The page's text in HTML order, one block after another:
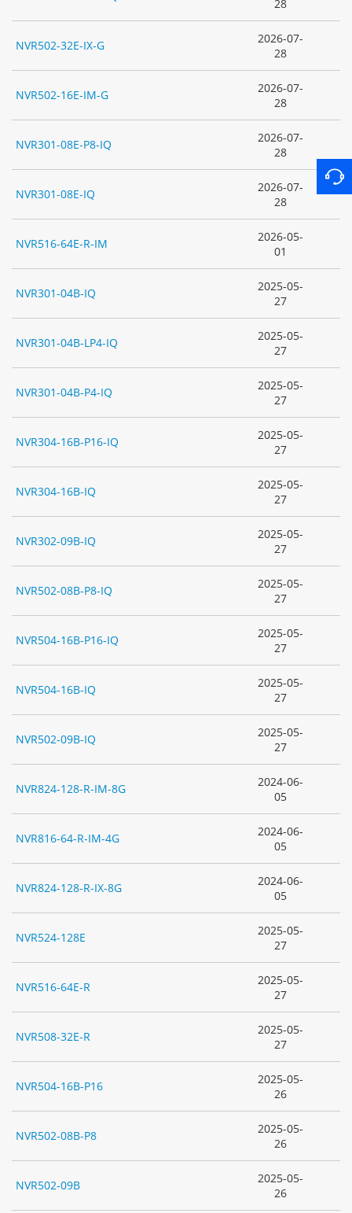
28
NVR502-32E-IX-G
2026-07-
28
NVR502-16E-IM-G
2026-07-
28
NVR301-08E-P8-IQ
2026-07-
28
NVR301-08E-IQ
2026-07-
28
NVR516-64E-R-IM
2026-05-
01
NVR301-04B-IQ
2025-05-
27
NVR301-04B-LP4-IQ
2025-05-
27
NVR301-04B-P4-IQ
2025-05-
27
NVR304-16B-P16-IQ
2025-05-
27
NVR304-16B-IQ
2025-05-
27
NVR302-09B-IQ
2025-05-
27
NVR502-08B-P8-IQ
2025-05-
27
NVR504-16B-P16-IQ
2025-05-
27
NVR504-16B-IQ
2025-05-
27
NVR502-09B-IQ
2025-05-
27
NVR824-128-R-IM-8G
2024-06-
05
NVR816-64-R-IM-4G
2024-06-
05
NVR824-128-R-IX-8G
2024-06-
05
NVR524-128E
2025-05-
27
NVR516-64E-R
2025-05-
27
NVR508-32E-R
2025-05-
27
NVR504-16B-P16
2025-05-
26
NVR502-08B-P8
2025-05-
26
NVR502-09B
2025-05-
26